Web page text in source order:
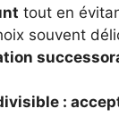
tout en
souvent
: